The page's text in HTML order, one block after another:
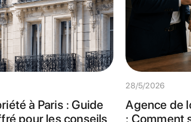
à Paris : Guide
pour les conseils
28/5/2026
Agence de
: Comment